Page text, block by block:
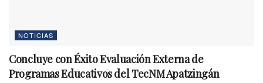
NOTICIAS
Concluye con Éxito Evaluación Externa de
Programas Educativos del TecNM Apatzingán